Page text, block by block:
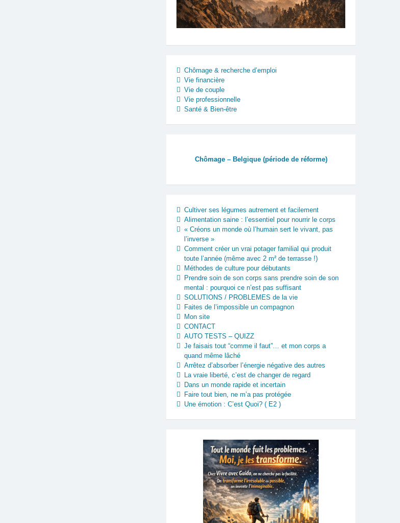
Chômage & recherche d’emploi
Vie financière
Vie de couple
Vie professionnelle
Santé & Bien-être
Chômage – Belgique (période de réforme)
Cultiver ses légumes autrement et facilement
Alimentation saine : l’essentiel pour nourrir le corps
« Créons un monde où l’humain sert le vivant, pas
l’inverse »
Comment créer un vrai potager familial qui produit
toute l’année (même avec 2 m² de terrasse !)
Méthodes de culture pour débutants
Prendre soin de son corps sans prendre soin de son
mental : pourquoi ce n’est pas suffisant
SOLUTIONS / PROBLEMES de la vie
Faites de l’impossible un compagnon
Mon site
CONTACT
AUTO TESTS – QUIZZ
Je faisais tout “comme il faut”… et mon corps a
quand même lâché
Arrêtez d’absorber l’énergie négative des autres
La vraie liberté, c’est de changer de regard
Dans un monde rapide et incertain
Faire tout bien, ne m’a pas protégée
Une émotion : C’est Quoi? ( E2 )